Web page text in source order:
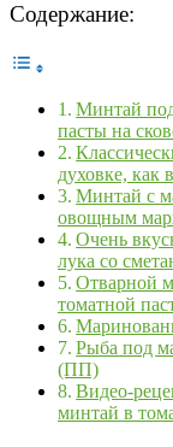
Содержание:
Минтай
пасты на
духовке, как
Минтай с
овощным
Очень
лука со
Отварной
томатной
Рыба под
(ПП)
Видео-
минтай в